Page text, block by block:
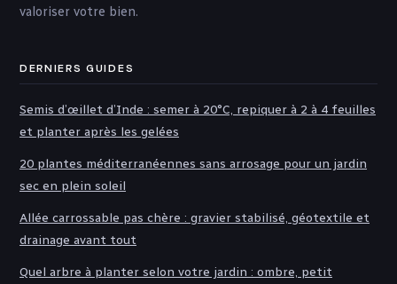
valoriser votre bien.
DERNIERS GUIDES
Semis d’œillet d’Inde : semer à 20°C, repiquer à 2 à 4 feuilles
et planter après les gelées
20 plantes méditerranéennes sans arrosage pour un jardin
sec en plein soleil
Allée carrossable pas chère : gravier stabilisé, géotextile et
drainage avant tout
Quel arbre à planter selon votre jardin : ombre, petit